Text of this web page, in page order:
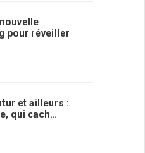
pour réveiller
et ailleurs :
qui cach…